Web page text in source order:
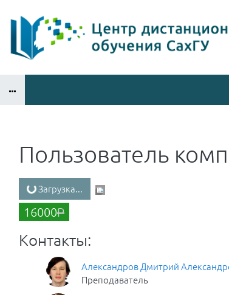
Пользователь
Загрузка...
16000Р
Контакты:
Александров Дмитрий
Преподаватель